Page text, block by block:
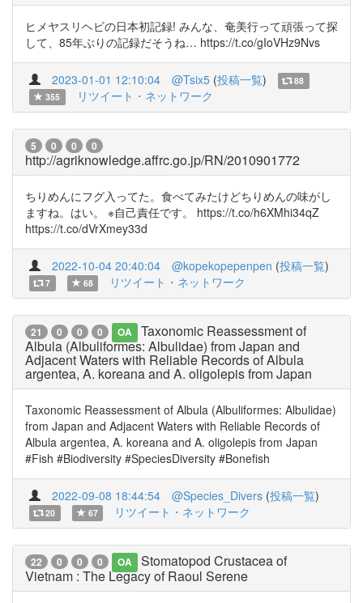
ヒメヤスリヘビの日本初記録! みんな、奄美行って頑張って探
して、85年ぶりの記録だそうね… https://t.co/gIoVHz9Nvs
2023-01-01 12:10:04 @Tsix5 (投稿一覧)
88
355
リツイート・ネットワーク
5 0 0 0
http://agriknowledge.affrc.go.jp/RN/2010901772
ちりめんにフグ入ってた。食べてみたけどちりめんの味がし
ますね。はい。 ※自己責任です。 https://t.co/h6XMhi34qZ
https://t.co/dVrXmey33d
2022-10-04 20:40:04 @kopekopepenpen (投稿一覧)
7 68 リツイート・ネットワーク
21 0 0 0 OA
Taxonomic Reassessment of
Albula (Albuliformes: Albulidae) from Japan and
Adjacent Waters with Reliable Records of Albula
argentea, A. koreana and A. oligolepis from Japan
Taxonomic Reassessment of Albula (Albuliformes: Albulidae)
from Japan and Adjacent Waters with Reliable Records of
Albula argentea, A. koreana and A. oligolepis from Japan
#Fish #Biodiversity #SpeciesDiversity #Bonefish
2022-09-08 18:44:54 @Species_Divers (投稿一覧)
20 67 リツイート・ネットワーク
22 0 0 0 OA
Stomatopod Crustacea of
Vietnam : The Legacy of Raoul Serene